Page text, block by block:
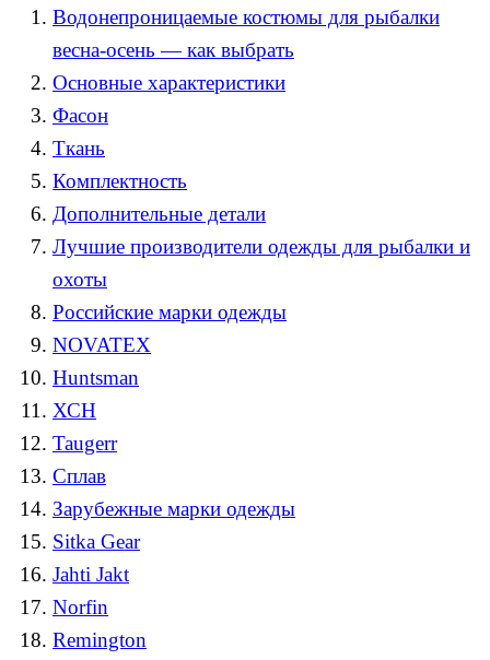
Водонепроницаемые костюмы для рыбалки
весна-осень — как выбрать
Основные характеристики
Фасон
Ткань
Комплектность
Дополнительные детали
Лучшие производители одежды для рыбалки и
охоты
Российские марки одежды
NOVATEX
Huntsman
ХСН
Taugerr
Сплав
Зарубежные марки одежды
Sitka Gear
Jahti Jakt
Norfin
Remington